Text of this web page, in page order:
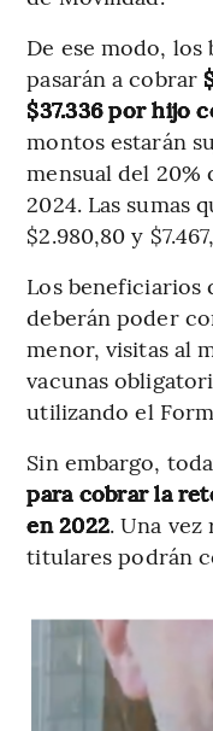
De ese modo,
pasarán a cobrar
$37.336 por hijo
montos estarán
mensual del 20%
2024. Las sumas
$2.980,80 y
Los beneficiarios
deberán poder
menor, visitas al
vacunas
utilizando el
Sin embargo,
para cobrar la
en 2022. Una vez
titulares podrán